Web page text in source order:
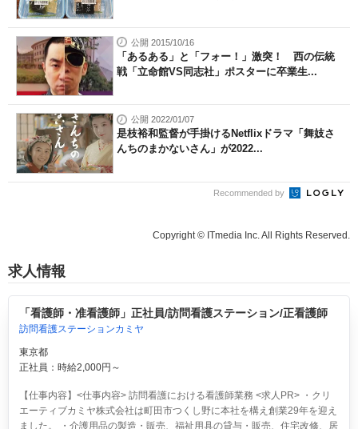
公開 2015/10/16
「あるある」と「フォー！」激突！ 西の伝統
戦「立命館VS同志社」ポスターに卒業生...
公開 2022/01/07
是枝裕和監督が手掛けるNetflixドラマ「舞妓さ
んちのまかないさん」が2022...
Recommended by
Copyright © ITmedia Inc. All Rights Reserved.
求人情報
「看護師・准看護師」正社員/訪問看護ステーション/正看護師
訪問看護ステーションカミヤ
東京都
正社員：時給2,000円～
【仕事内容】<仕事内容> 訪問看護における看護師業務 <求人PR> ・クリ
エーティブカミヤ株式会社は町田市つくし野に本社を構え創業29年を迎え
ました。 ・介護用品の製造・販売、福祉用具の貸与・販売、住宅改修、居